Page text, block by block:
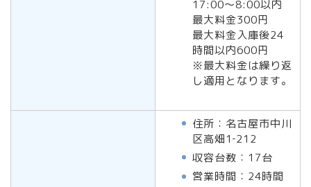
17:00～8:00以内
最大料金300円
最大料金入庫後24
時間以内600円
※最大料金は繰り返
し適用となります。
住所：名古屋市中川
区高畑1‐212
収容台数：17台
営業時間：24時間